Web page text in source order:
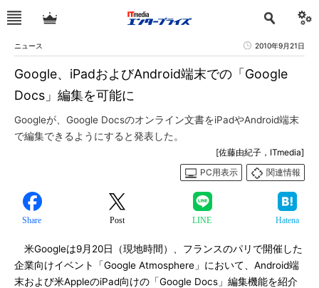
ニュース 2010年9月21日
Google、iPadおよびAndroid端末での「Google
Docs」編集を可能に
Googleが、Google Docsのオンライン文書をiPadやAndroid端末
で編集できるようにすると発表した。
[佐藤由紀子，ITmedia]
PC用表示
関連情報
Share Post LINE Hatena
米Googleは9月20日（現地時間）、フランスのパリで開催した
企業向けイベント「Google Atmosphere」において、Android端
末および米AppleのiPad向けの「Google Docs」編集機能を紹介